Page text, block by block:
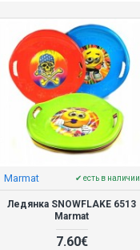
Marmat ✔ есть в наличии
Ледянка SNOWFLAKE 6513
Marmat
7.60€